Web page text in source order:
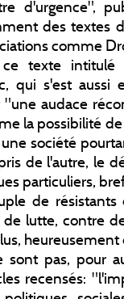
d'urgence",
des textes
comme
texte intitulé
qui s'est aussi
"une audace
la possibilité
société
de l'autre, le
particuliers,
de
lutte, contre
heureusement
sont pas, pour
recensés: